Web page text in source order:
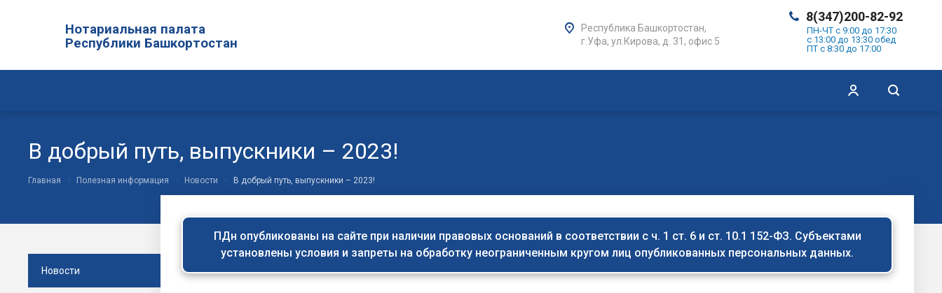
Нотариальная палата
Республики Башкортостан
8(347)200-82-92
ПН-ЧТ с 9:00 до 17:30
с 13:00 до 13:30 обед
ПТ с 8:30 до 17:00
Республика Башкортостан,
г.Уфа, ул.Кирова, д. 31, офис 5
В добрый путь, выпускники – 2023!
Главная Полезная информация Новости В добрый путь, выпускники – 2023!
Новости
ПДн опубликованы на сайте при наличии правовых оснований в соответствии с ч. 1 ст. 6 и ст. 10.1 152-ФЗ. Субъектами
установлены условия и запреты на обработку неограниченным кругом лиц опубликованных персональных данных.